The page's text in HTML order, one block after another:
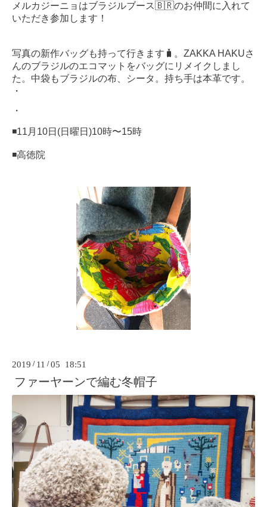
メルカジーニョはブラジルブース🇧🇷のお仲間に入れて
いただき参加します！
写真の新作バッグも持って行きます🧳。ZAKKA HAKUさ
んのブラジルのエコマットをバッグにリメイクしまし
た。中袋もブラジルの布、シータ。持ち手は本革です。
・
・
◾️11月10日(日曜日)10時〜15時
◾️高徳院
2019 / 11 /05 18:51
ファーヤーンで編む冬帽子